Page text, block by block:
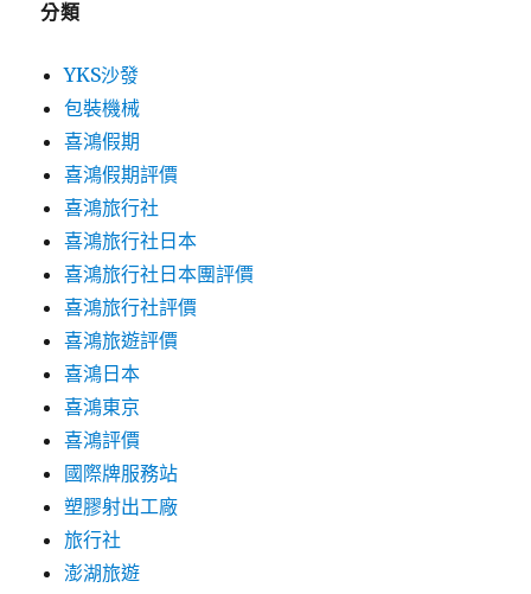
分類
YKS沙發
包裝機械
喜鴻假期
喜鴻假期評價
喜鴻旅行社
喜鴻旅行社日本
喜鴻旅行社日本團評價
喜鴻旅行社評價
喜鴻旅遊評價
喜鴻日本
喜鴻東京
喜鴻評價
國際牌服務站
塑膠射出工廠
旅行社
澎湖旅遊